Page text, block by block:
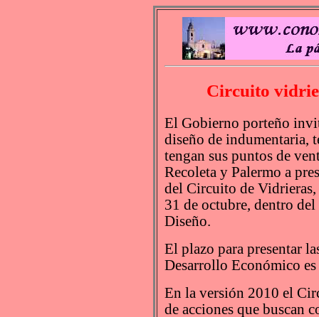
Circuito
El Gobierno porteño
diseño de indumentaria,
tengan sus puntos de
Recoleta y Palermo a
del Circuito de Vidrieras,
31 de octubre, dentro
Diseño.
El plazo para presentar
Desarrollo Económico
En la versión 2010 el
de acciones que buscan